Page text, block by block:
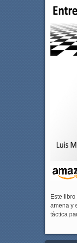
Este
amena y
táctica